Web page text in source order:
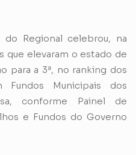
Regional celebrou, na
que elevaram o estado de
para a 3ª, no ranking dos
Fundos Municipais dos
conforme Painel de
e Fundos do Governo